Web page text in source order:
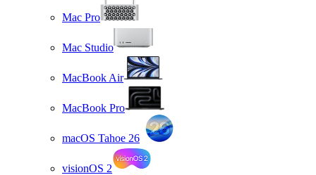
Mac Pro
Mac Studio
MacBook Air
MacBook Pro
macOS Tahoe 26
visionOS 2